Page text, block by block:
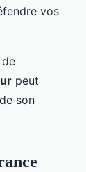
vos
peut
son